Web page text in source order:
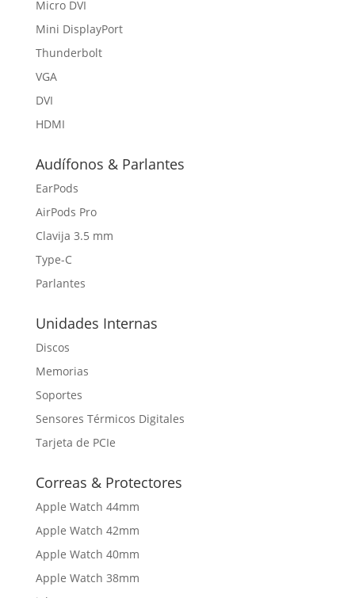
Micro DVI
Mini DisplayPort
Thunderbolt
VGA
DVI
HDMI
Audífonos & Parlantes
EarPods
AirPods Pro
Clavija 3.5 mm
Type-C
Parlantes
Unidades Internas
Discos
Memorias
Soportes
Sensores Térmicos Digitales
Tarjeta de PCIe
Correas & Protectores
Apple Watch 44mm
Apple Watch 42mm
Apple Watch 40mm
Apple Watch 38mm